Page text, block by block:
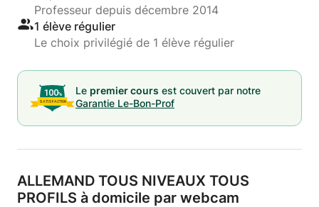
Professeur depuis décembre 2014
1 élève régulier
Le choix privilégié de 1 élève régulier
Le premier cours est couvert par notre
Garantie Le-Bon-Prof
ALLEMAND TOUS NIVEAUX TOUS
PROFILS à domicile par webcam